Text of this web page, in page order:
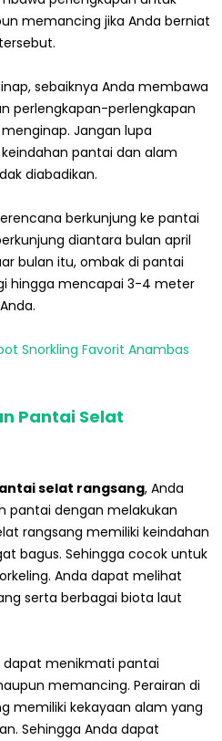
memancing jika Anda berniat
sebaiknya Anda membawa
perlengkapan-perlengkapan
Jangan lupa
pantai dan alam
diabadikan.
berkunjung ke pantai
diantara bulan april
bulan itu, ombak di pantai
hingga mencapai 3-4 meter
Snorkling Favorit Anambas
Pantai Selat
selat rangsang, Anda
pantai dengan melakukan
rangsang memiliki keindahan
bagus. Sehingga cocok untuk
Anda dapat melihat
serta berbagai biota laut
dapat menikmati pantai
memancing. Perairan di
memiliki kekayaan alam yang
Sehingga Anda dapat